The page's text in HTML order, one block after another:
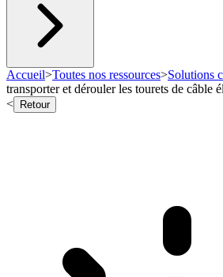
Accueil>Toutes nos ressources>Solutions
transporter et dérouler les tourets de câble
<
Retour